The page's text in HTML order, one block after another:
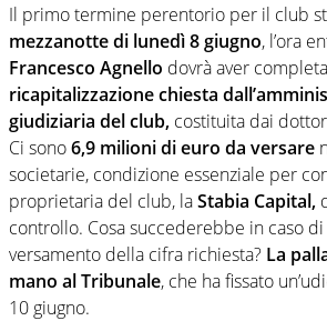
Il primo termine perentorio per il club
mezzanotte di lunedì 8 giugno, l’ora
Francesco Agnello dovrà aver
ricapitalizzazione chiesta
giudiziaria del club, costituita dai
Ci sono6,9 milioni di euro da versare
societarie, condizione essenziale per
proprietaria del club, laStabia Capital,
controllo. Cosa succederebbe in caso
versamento della cifra richiesta? La
mano al Tribunale, che ha fissato
10 giugno.